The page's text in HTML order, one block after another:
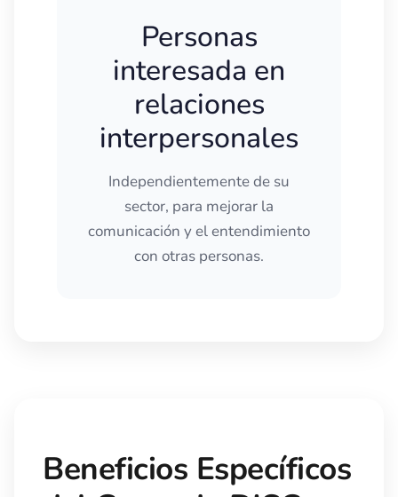
Personas
interesada en
relaciones
interpersonales
Independientemente de su
sector, para mejorar la
comunicación y el entendimiento
con otras personas.
Beneficios Específicos